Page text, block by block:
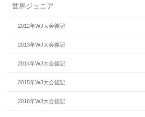
世界ジュニア
2012年WJ大会後記
2013年WJ大会後記
2014年WJ大会後記
2015年WJ大会後記
2016年WJ大会後記